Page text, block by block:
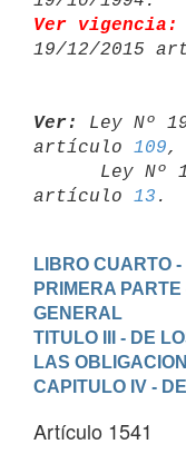
Ver vigencia:
19/12/2015
Ver:
Ley Nº
artículo 109,
artículo 13
LIBRO CUARTO
PRIMERA
GENERAL
TITULO III - DE
LAS
CAPITULO IV -
Artículo 1541